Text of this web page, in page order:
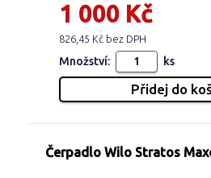
1 000 Kč
826,45 Kč bez DPH
Množství: ks
Čerpadlo Wilo Stratos